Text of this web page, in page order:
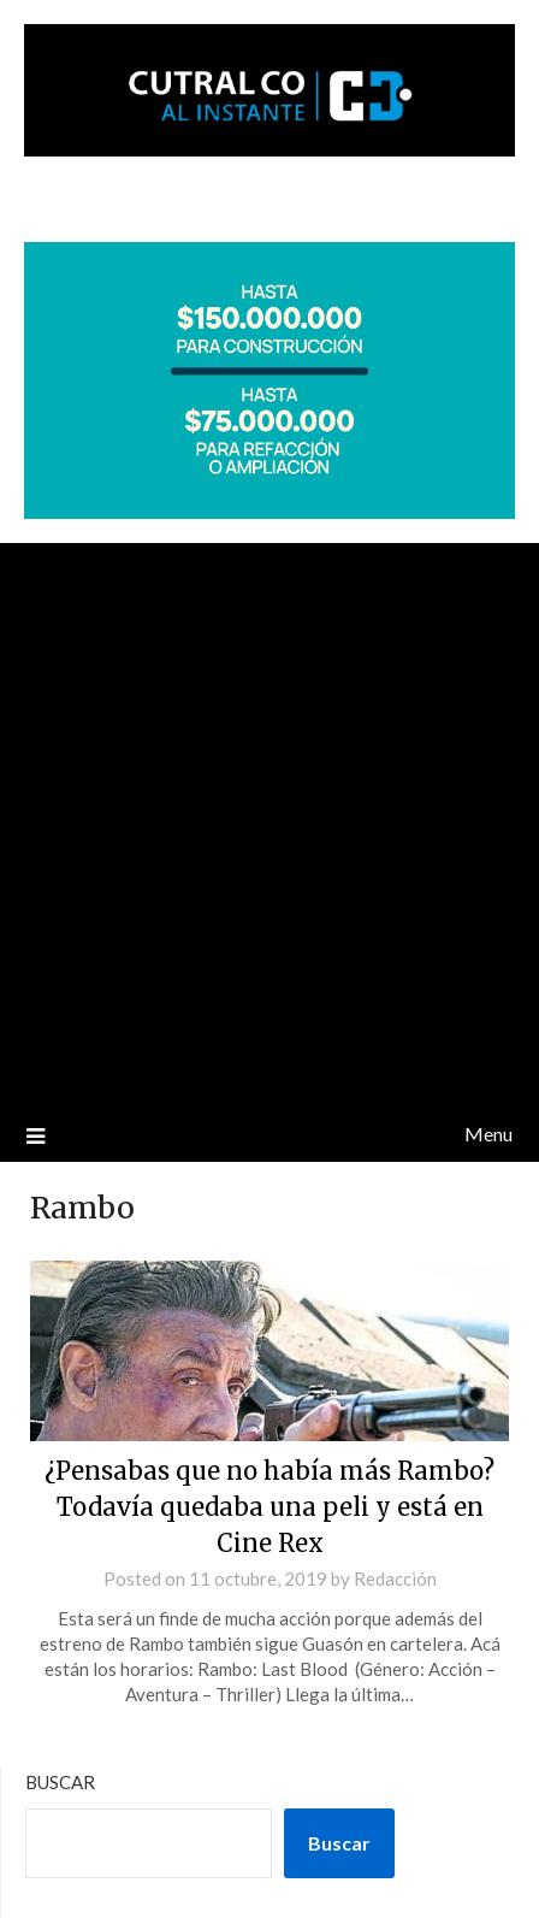
Menu
Rambo
¿Pensabas que no había más Rambo?
Todavía quedaba una peli y está en
Cine Rex
Posted on 11 octubre, 2019 by Redacción
Esta será un finde de mucha acción porque además del
estreno de Rambo también sigue Guasón en cartelera. Acá
están los horarios: Rambo: Last Blood (Género: Acción –
Aventura – Thriller) Llega la última…
BUSCAR
Buscar